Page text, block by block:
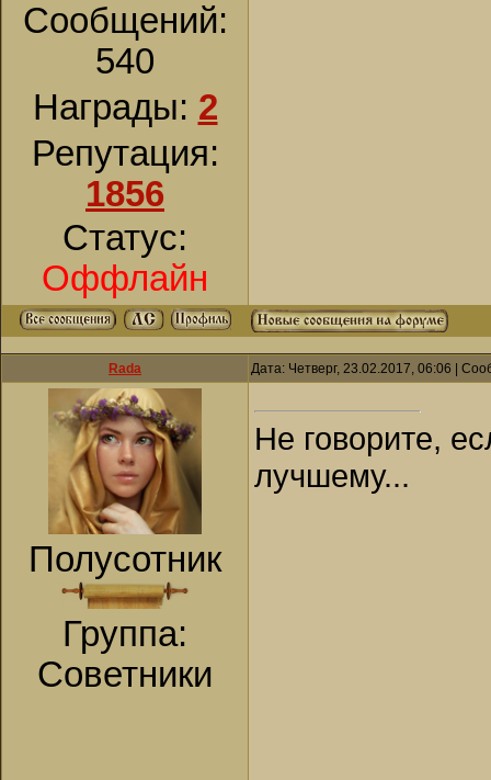
Сообщений:
540
Награды: 2
Репутация:
1856
Статус:
Оффлайн
Rada Дата: Четверг, 23.02.2017, 06:06 |
Полусотник
Группа:
Советники
Не говорите,
лучшему...